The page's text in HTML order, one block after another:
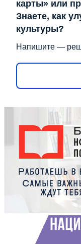
карты» или
Знаете, как
культуры?
Напишите —